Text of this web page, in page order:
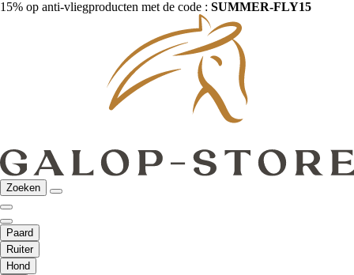
15% op anti-vliegproducten met de code : SUMMER-FLY15
Zoeken
Paard
Ruiter
Hond